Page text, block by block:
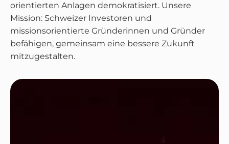
orientierten Anlagen demokratisiert. Unsere
Mission: Schweizer Investoren und
missionsorientierte Gründerinnen und Gründer
befähigen, gemeinsam eine bessere Zukunft
mitzugestalten.